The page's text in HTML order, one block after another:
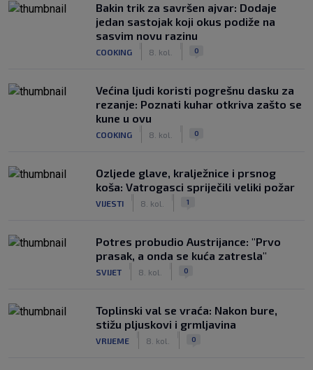
Bakin trik za savršen ajvar: Dodaje
jedan sastojak koji okus podiže na
sasvim novu razinu
COOKING 8. kol. 0
Većina ljudi koristi pogrešnu dasku za
rezanje: Poznati kuhar otkriva zašto se
kune u ovu
COOKING 8. kol. 0
Ozljede glave, kralježnice i prsnog
koša: Vatrogasci spriječili veliki požar
VIJESTI 8. kol. 1
Potres probudio Austrijance: "Prvo
prasak, a onda se kuća zatresla"
SVIJET 8. kol. 0
Toplinski val se vraća: Nakon bure,
stižu pljuskovi i grmljavina
VRIJEME 8. kol. 0